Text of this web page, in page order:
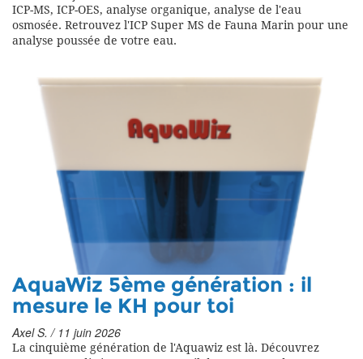
ICP-MS, ICP-OES, analyse organique, analyse de l'eau
osmosée. Retrouvez l'ICP Super MS de Fauna Marin pour une
analyse poussée de votre eau.
AquaWiz 5ème génération : il
mesure le KH pour toi
Axel S. / 11 juin 2026
La cinquième génération de l'Aquawiz est là. Découvrez